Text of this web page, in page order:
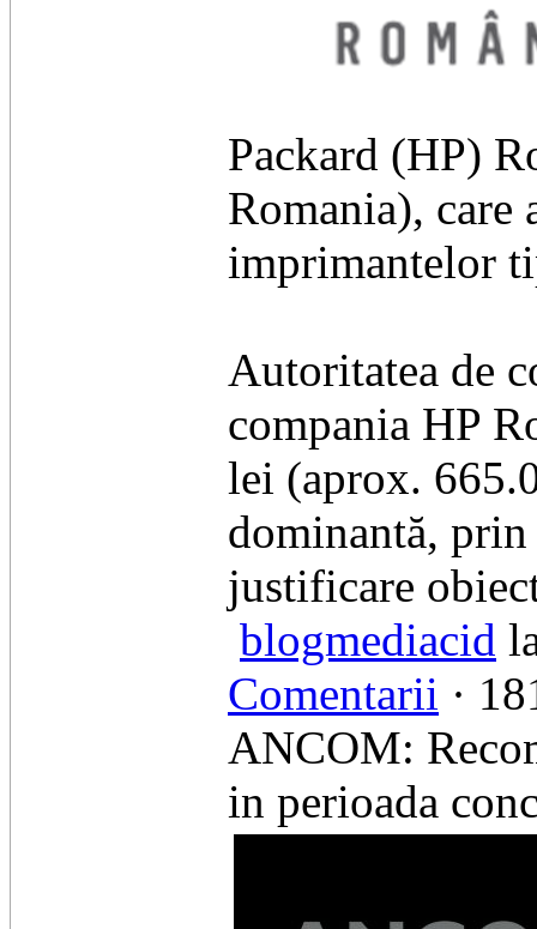
Packard (HP)
Romania), care
imprimantelor
Autoritatea de
compania HP
lei (aprox.
dominantă,
justificare
blogmediacid
Comentarii ·
ANCOM:
in perioada